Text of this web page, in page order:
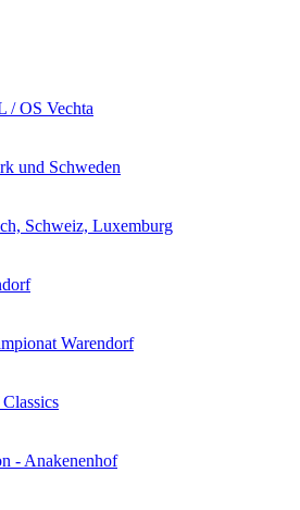
/ OS Vechta
und Schweden
Schweiz, Luxemburg
Warendorf
- Anakenenhof